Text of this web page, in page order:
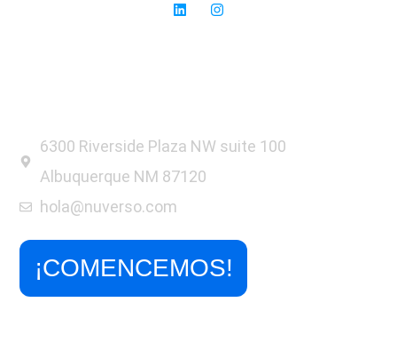
6300 Riverside Plaza NW suite 100
Albuquerque NM 87120
hola@nuverso.com
¡COMENCEMOS!